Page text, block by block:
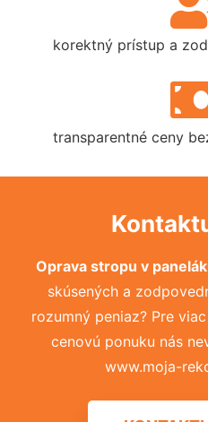
korektný prístup a
transparentné ceny
Oprava stropu v
skúsených a
rozumný peniaz? Pre
cenovú ponuku nás
www.moja-